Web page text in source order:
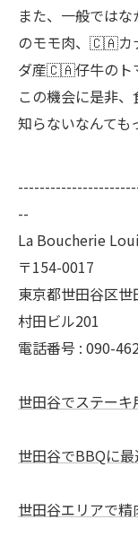
また、一般では
のモモ肉、🇨🇦
ダ産🇨🇦仔牛のト
この機会に是非、
知らないなんても
--
La Boucherie
〒154-0017
東京都世田谷区
村田ビル201
電話番号 : 090-
世田谷でステー
世田谷でBBQに
世田谷エリアで